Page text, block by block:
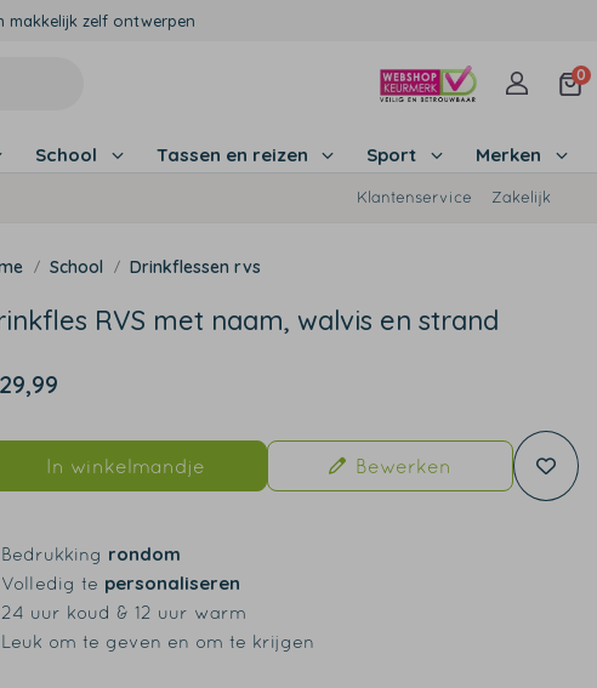
makkelijk zelf ontwerpen
0
School Tassen en reizen Sport Merken
Klantenservice Zakelijk
School Drinkflessen rvs
RVS met naam, walvis en strand
In winkelmandje Bewerken
Bedrukking rondom
Volledig te personaliseren
24 uur koud & 12 uur warm
Leuk om te geven en om te krijgen